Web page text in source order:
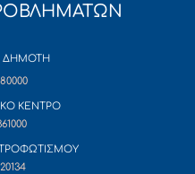
ΔΗΜΟΤΗ
ΚΕΝΤΡΟ